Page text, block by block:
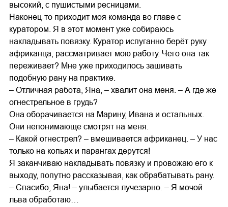
высокий, с пушистыми ресницами.
Наконец-то приходит моя команда во главе с
куратором. Я в этот момент уже собираюсь
накладывать повязку. Куратор испуганно берёт руку
африканца, рассматривает мою работу. Чего она так
переживает? Мне уже приходилось зашивать
подобную рану на практике.
– Отличная работа, Яна, – хвалит она меня. – А где же
огнестрельное в грудь?
Она оборачивается на Марину, Ивана и остальных.
Они непонимающе смотрят на меня.
– Какой огнестрел? – вмешивается африканец. – У нас
только на копьях и парангах дерутся!
Я заканчиваю накладывать повязку и провожаю его к
выходу, попутно рассказывая, как обрабатывать рану.
– Спасибо, Яна! – улыбается лучезарно. – Я мочой
льва обработаю…